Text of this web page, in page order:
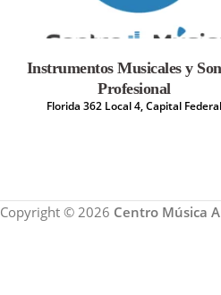
Instrumentos Musicales y
Profesional
Florida 362 Local 4, Capital Federal
Copyright © 2026 Centro Música